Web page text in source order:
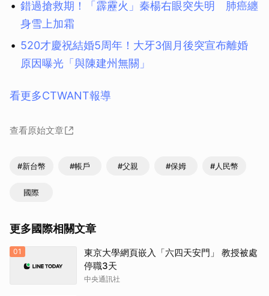
錯過搶救期！「霹靂火」秦楊右眼突失明 肺癌纏
身雪上加霜
520才慶祝結婚5周年！大牙3個月後突宣布離婚
原因曝光「與陳建州無關」
看更多CTWANT報導
查看原始文章
#新台幣 #帳戶 #父親 #保姆 #人民幣
國際
更多國際相關文章
01
東京大學網頁嵌入「六四天安門」 教授被處
停職3天
中央通訊社